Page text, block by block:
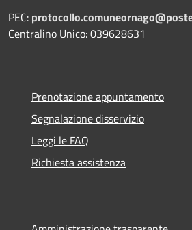
PEC:
Centralino Unico: 039628631
Prenotazione appuntamento
Segnalazione disservizio
Leggi le FAQ
Richiesta assistenza